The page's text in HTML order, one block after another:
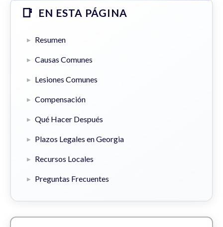
EN ESTA PÁGINA
Resumen
Causas Comunes
Lesiones Comunes
Compensación
Qué Hacer Después
Plazos Legales en Georgia
Recursos Locales
Preguntas Frecuentes